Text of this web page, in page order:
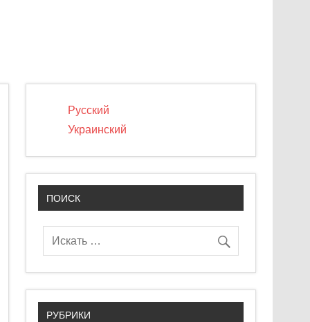
Русский
Украинский
ПОИСК
РУБРИКИ